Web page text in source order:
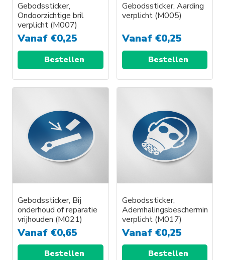
Gebodssticker,
Ondoorzichtige bril
verplicht (M007)
Vanaf €0,25
Bestellen
Gebodssticker, Aarding
verplicht (M005)
Vanaf €0,25
Bestellen
Gebodssticker, Bij
onderhoud of reparatie
vrijhouden (M021)
Vanaf €0,65
Bestellen
Gebodssticker,
Ademhalingsbescherming
verplicht (M017)
Vanaf €0,25
Bestellen